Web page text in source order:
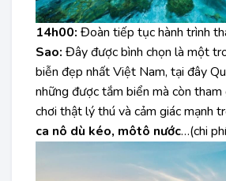
14h00: Đoàn tiếp tục hành trình
Sao: Đây được bình chọn là một
biễn đẹp nhất Việt Nam, tại đây
những được tắm biển mà còn
chơi thật lý thú và cảm giác mạnh
ca nô dù kéo, môtô nước…(chi